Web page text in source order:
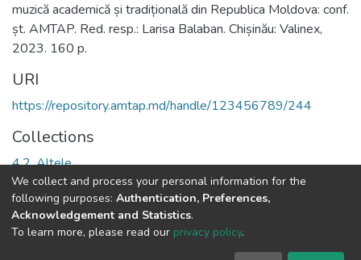
muzică academică și tradițională din Republica Moldova: conf.
șt. AMTAP. Red. resp.: Larisa Balaban. Chișinău: Valinex,
2023. 160 p.
URI
https://repository.amtap.md/handle/123456789/244
Collections
4.2. Altele
Full item page
DSpace software copyright © 2002-2026
We collect and process your personal information for the
following purposes: Authentication, Preferences,
Acknowledgement and Statistics.
To learn more, please read our privacy policy.